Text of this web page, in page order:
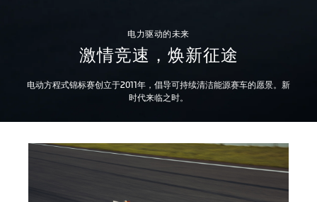
电力驱动的未来
激情竞速，焕新征途
电动方程式锦标赛创立于2011年，倡导可持续清洁能源赛车的愿景。新
时代来临之时。